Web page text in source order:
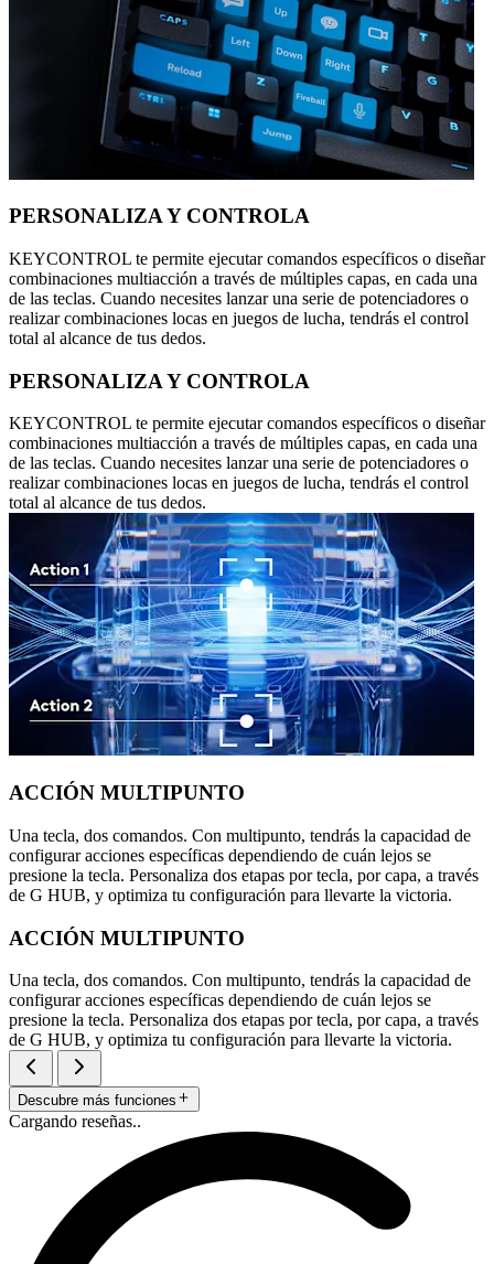
PERSONALIZA Y CONTROLA
KEYCONTROL te permite ejecutar comandos específicos o diseñar
combinaciones multiacción a través de múltiples capas, en cada una
de las teclas. Cuando necesites lanzar una serie de potenciadores o
realizar combinaciones locas en juegos de lucha, tendrás el control
total al alcance de tus dedos.
PERSONALIZA Y CONTROLA
KEYCONTROL te permite ejecutar comandos específicos o diseñar
combinaciones multiacción a través de múltiples capas, en cada una
de las teclas. Cuando necesites lanzar una serie de potenciadores o
realizar combinaciones locas en juegos de lucha, tendrás el control
total al alcance de tus dedos.
ACCIÓN MULTIPUNTO
Una tecla, dos comandos. Con multipunto, tendrás la capacidad de
configurar acciones específicas dependiendo de cuán lejos se
presione la tecla. Personaliza dos etapas por tecla, por capa, a través
de G HUB, y optimiza tu configuración para llevarte la victoria.
ACCIÓN MULTIPUNTO
Una tecla, dos comandos. Con multipunto, tendrás la capacidad de
configurar acciones específicas dependiendo de cuán lejos se
presione la tecla. Personaliza dos etapas por tecla, por capa, a través
de G HUB, y optimiza tu configuración para llevarte la victoria.
Descubre más funciones
Cargando reseñas..